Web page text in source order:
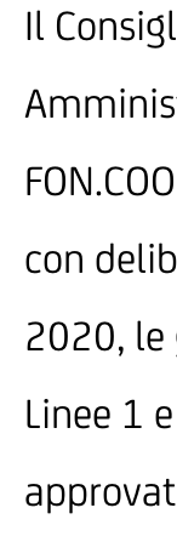
Il
con
2020, le
Linee 1